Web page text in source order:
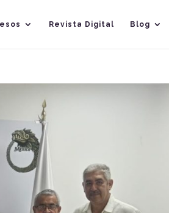
Revista Digital Blog